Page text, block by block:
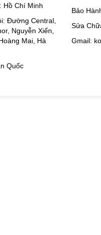
Hồ Chí Minh
Đường Central,
Nguyễn Xiển,
Mai, Hà
Quốc
Bảo
Sửa
Gmail: